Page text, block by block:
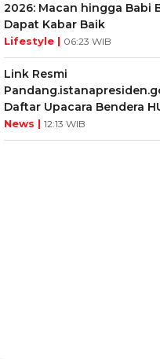
2026: Macan hingga Babi
Dapat Kabar Baik
Lifestyle | 06:23 WIB
Link Resmi
Daftar Upacara Bendera
Istana Negara
News | 12:13 WIB